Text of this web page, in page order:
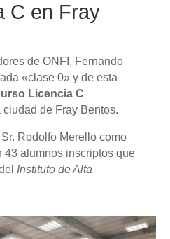
C en Fray
de ONFI, Fernando
«clase 0» y de esta
Licencia C
ciudad de Fray Bentos.
Rodolfo Merello como
43 alumnos inscriptos que
Instituto de Alta